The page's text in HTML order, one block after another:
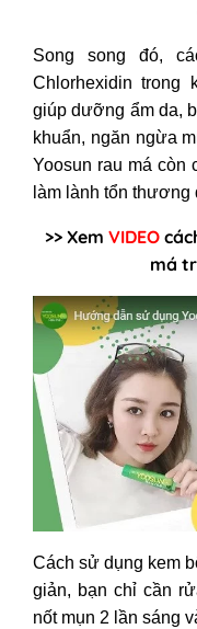
Song song đó,
Chlorhexidin trong
giúp dưỡng ẩm da,
khuẩn, ngăn ngừa
Yoosun rau má còn
làm lành tổn thương
>> Xem VIDEO
má
Cách sử dụng kem
giản, bạn chỉ cần
nốt mụn 2 lần sáng